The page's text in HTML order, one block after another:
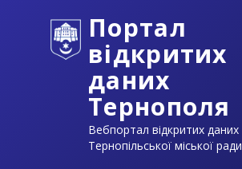
Портал
відкритих
даних
Тернополя
Вебпортал відкритих даних
Тернопільської міської ради